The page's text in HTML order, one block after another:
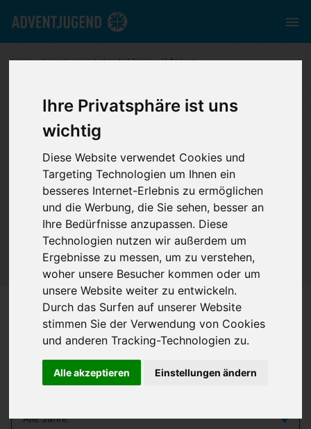
Ihre Privatsphäre ist uns
wichtig
Diese Website verwendet Cookies und
Targeting Technologien um Ihnen ein
besseres Internet-Erlebnis zu ermöglichen
und die Werbung, die Sie sehen, besser an
Ihre Bedürfnisse anzupassen. Diese
Technologien nutzen wir außerdem um
Ergebnisse zu messen, um zu verstehen,
woher unsere Besucher kommen oder um
unsere Website weiter zu entwickeln.
Durch das Surfen auf unserer Website
stimmen Sie der Verwendung von Cookies
und anderen Tracking-Technologien zu.
Alle akzeptieren Einstellungen ändern
nord.adventjugend.de //Media //News
News
Durchstöbere unsere News, entdecke was
deutschlandweit bei der Adventjugend passiert
oder nimm dir eine Auszeit, um durch einen kleinen
Input Kraft zu tanken.
Kategorie